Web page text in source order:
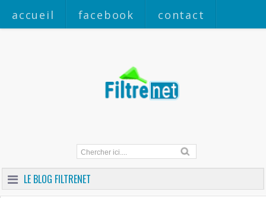
accueil facebook contact
LE BLOG FILTRENET